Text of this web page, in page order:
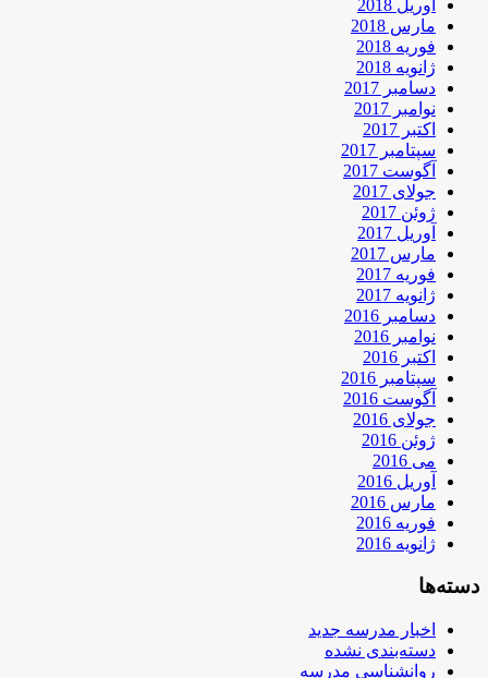
آوریل 2018
مارس 2018
فوریه 2018
ژانویه 2018
دسامبر 2017
نوامبر 2017
اکتبر 2017
سپتامبر 2017
آگوست 2017
جولای 2017
ژوئن 2017
آوریل 2017
مارس 2017
فوریه 2017
ژانویه 2017
دسامبر 2016
نوامبر 2016
اکتبر 2016
سپتامبر 2016
آگوست 2016
جولای 2016
ژوئن 2016
می 2016
آوریل 2016
مارس 2016
فوریه 2016
ژانویه 2016
دسته‌ها
اخبار مدرسه جدید
دسته‌بندی نشده
روانشناسی مدرسه